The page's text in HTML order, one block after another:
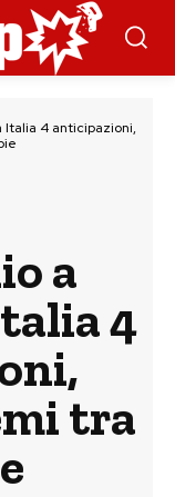
Italia 4 anticipazioni,
a
4
tra